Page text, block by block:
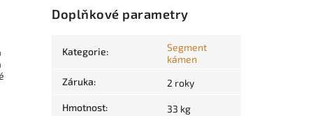
Doplňkové parametry
Kategorie:
Segment
kámen
Záruka: 2 roky
Hmotnost: 33 kg